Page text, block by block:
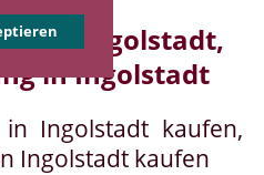
in Ingolstadt,
in Ingolstadt
Ingolstadt kaufen,
Ingolstadt kaufen